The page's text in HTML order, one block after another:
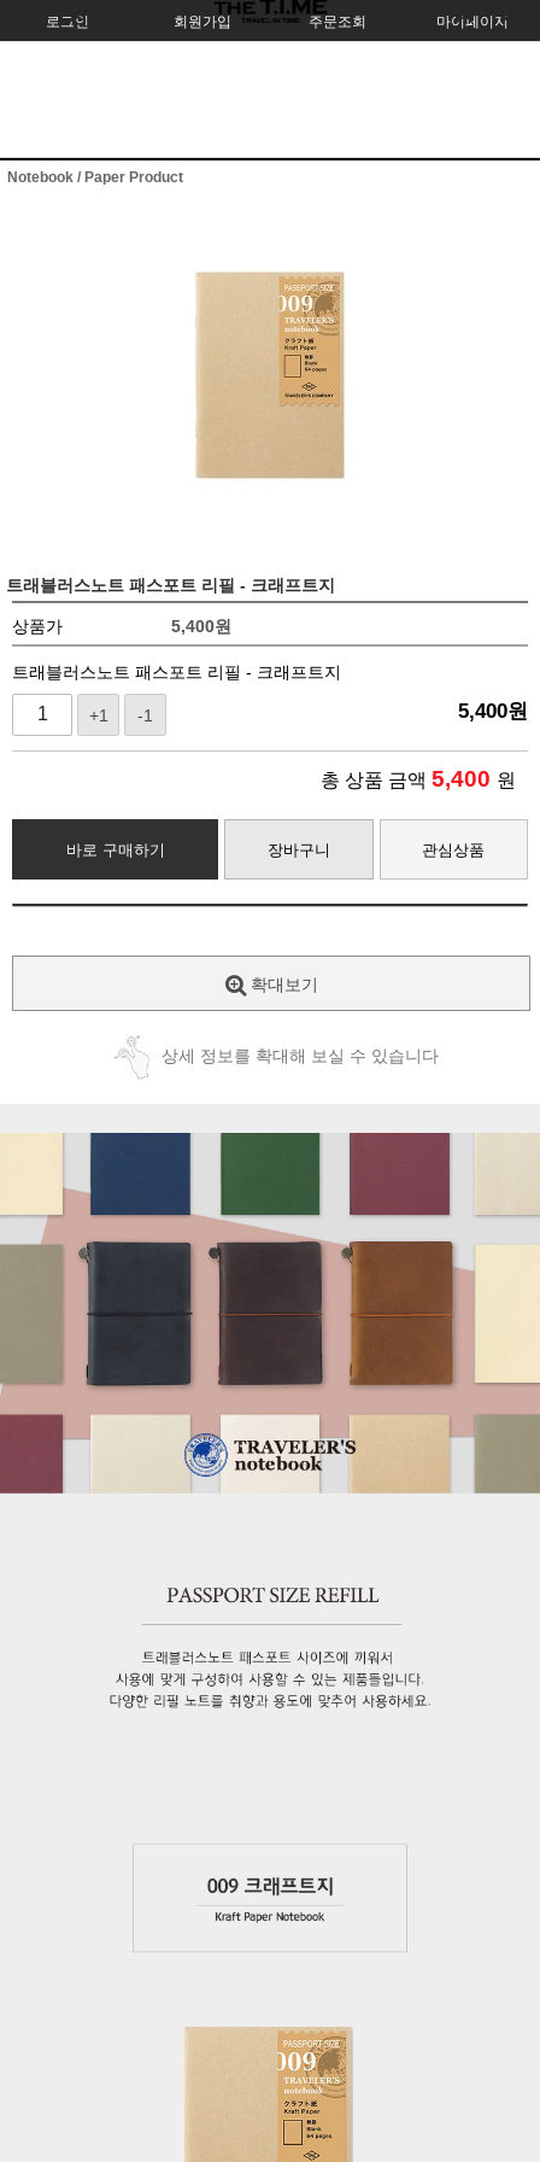
로그인 회원가입 주문조회 마이페이지
Notebook / Paper Product
트래블러스노트 패스포트 리필 - 크래프트지
상품가 5,400원
트래블러스노트 패스포트 리필 - 크래프트지
+1 -1 5,400원
총 상품 금액 5,400 원
바로 구매하기 장바구니 관심상품
확대보기
상세 정보를 확대해 보실 수 있습니다